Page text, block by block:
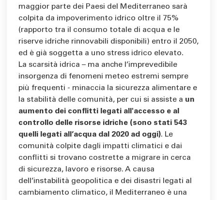
maggior parte dei Paesi del Mediterraneo sarà
colpita da impoverimento idrico oltre il 75%
(rapporto tra il consumo totale di acqua e le
riserve idriche rinnovabili disponibili) entro il 2050,
ed è già soggetta a uno stress idrico elevato.
La scarsità idrica – ma anche l’imprevedibile
insorgenza di fenomeni meteo estremi sempre
più frequenti - minaccia la sicurezza alimentare e
la stabilità delle comunità, per cui si assiste a un
aumento dei conflitti legati all'accesso e al
controllo delle risorse idriche (sono stati 543
quelli legati all’acqua dal 2020 ad oggi). Le
comunità colpite dagli impatti climatici e dai
conflitti si trovano costrette a migrare in cerca
di sicurezza, lavoro e risorse. A causa
dell’instabilità geopolitica e dei disastri legati al
cambiamento climatico, il Mediterraneo è una